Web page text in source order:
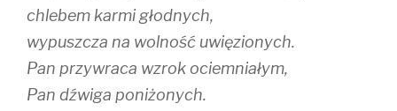
chlebem karmi głodnych,
wypuszcza na wolność uwięzionych.
Pan przywraca wzrok ociemniałym,
Pan dźwiga poniżonych.